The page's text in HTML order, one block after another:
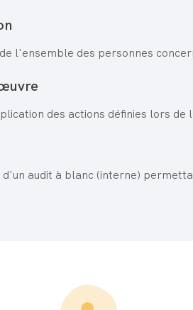
l'ensemble des personnes
des actions définies lors
d'un audit à blanc (interne)